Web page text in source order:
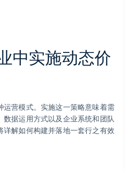
中实施动态价
运营模式。实施这一策略意味着需
数据运用方式以及企业系统和团队
详解如何构建并落地一套行之有效